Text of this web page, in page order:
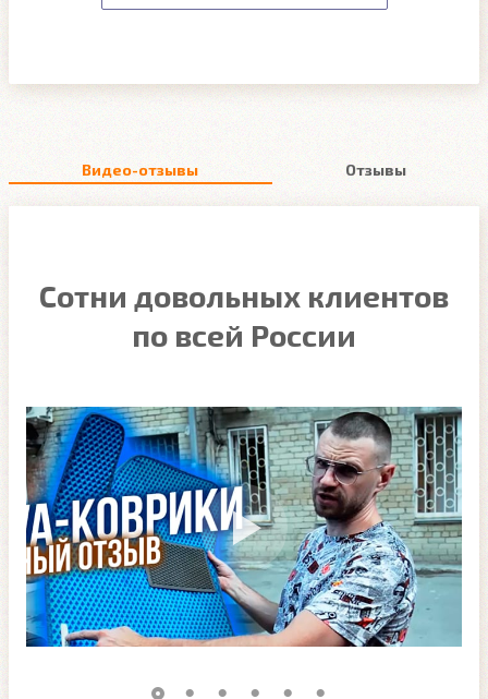
Видео-отзывы Отзывы
Сотни довольных клиентов
по всей России